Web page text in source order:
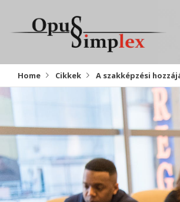
Home Cikkek A szakképzési